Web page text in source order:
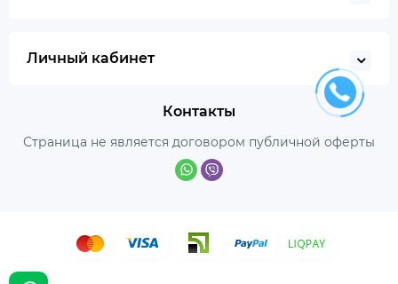
Личный кабинет
Контакты
Страница не является договором публичной оферты